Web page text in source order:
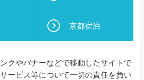
京都宿泊
クやバナーなどで移動したサイトで
ービス等について一切の責任を負い